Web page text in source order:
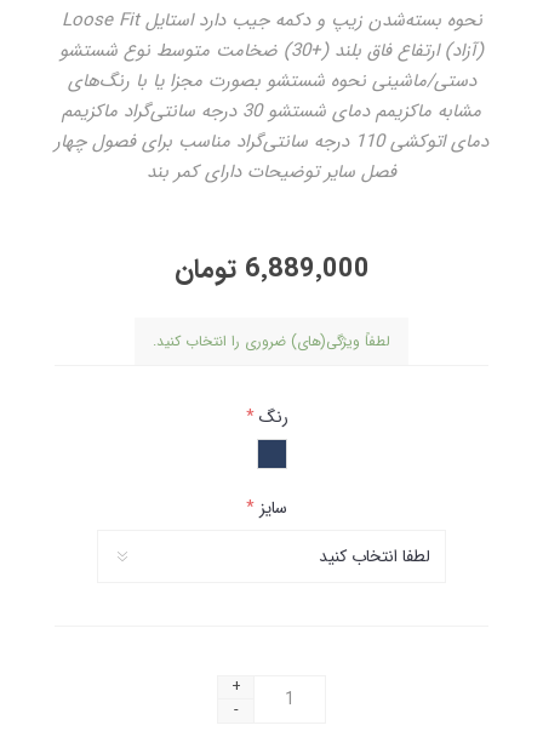
نحوه بسته‌شدن زیپ و دکمه جیب دارد استایل Loose Fit
(آزاد) ارتفاع فاق بلند (+30) ضخامت متوسط نوع شستشو
دستی/ماشینی نحوه شستشو بصورت مجزا یا با رنگ‌های
مشابه ماکزیمم دمای شستشو 30 درجه سانتی‌گراد ماکزیمم
دمای اتوکشی 110 درجه سانتی‌گراد مناسب برای فصول چهار
فصل سایر توضیحات دارای کمر بند
6٬889٬000 تومان
لطفاً ویژگی(های) ضروری را انتخاب کنید.
رنگ*
سایز *
+
-